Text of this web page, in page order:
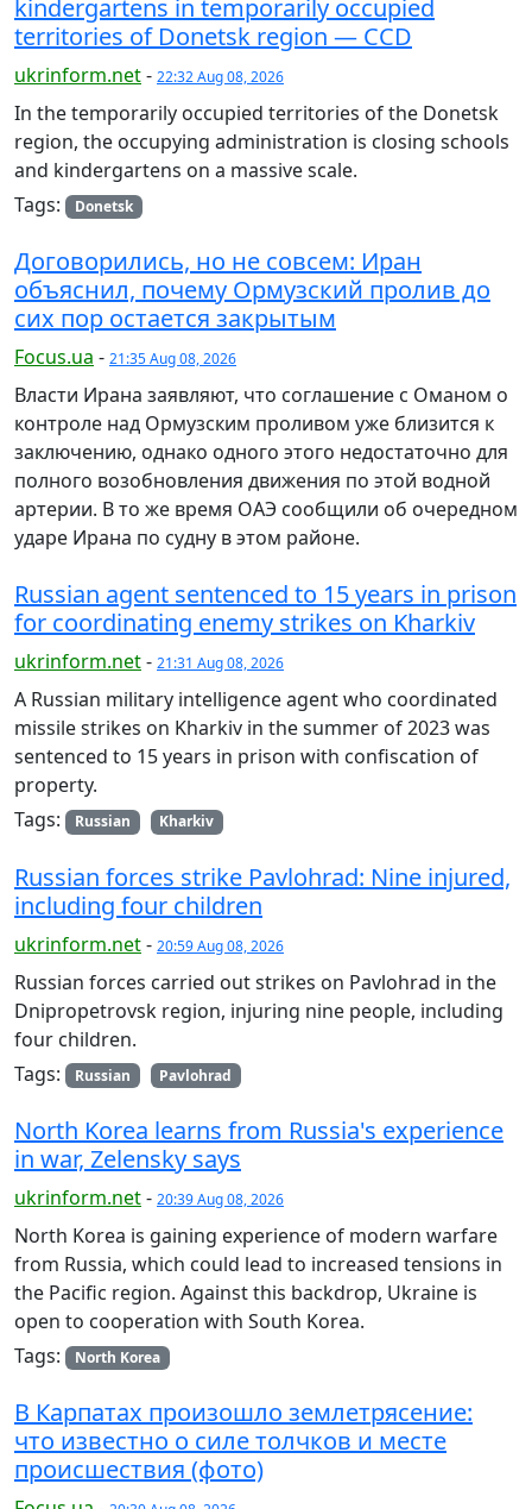
kindergartens in temporarily occupied
territories of Donetsk region — CCD
ukrinform.net- 22:32 Aug 08, 2026
In the temporarily occupied territories of the Donetsk
region, the occupying administration is closing schools
and kindergartens on a massive scale.
Tags:
Donetsk
Договорились, но не совсем: Иран
объяснил, почему Ормузский пролив до
сих пор остается закрытым
Focus.ua - 21:35 Aug 08, 2026
Власти Ирана заявляют, что соглашение с Оманом о
контроле над Ормузским проливом уже близится к
заключению, однако одного этого недостаточно для
полного возобновления движения по этой водной
артерии. В то же время ОАЭ сообщили об очередном
ударе Ирана по судну в этом районе.
Russian agent sentenced to 15 years in prison
for coordinating enemy strikes on Kharkiv
ukrinform.net- 21:31 Aug 08, 2026
A Russian military intelligence agent who coordinated
missile strikes on Kharkiv in the summer of 2023 was
sentenced to 15 years in prison with confiscation of
property.
Tags:
Russian Kharkiv
Russian forces strike Pavlohrad: Nine injured,
including four children
ukrinform.net- 20:59 Aug 08, 2026
Russian forces carried out strikes on Pavlohrad in the
Dnipropetrovsk region, injuring nine people, including
four children.
Tags:
Russian Pavlohrad
North Korea learns from Russia's experience
in war, Zelensky says
ukrinform.net- 20:39 Aug 08, 2026
North Korea is gaining experience of modern warfare
from Russia, which could lead to increased tensions in
the Pacific region. Against this backdrop, Ukraine is
open to cooperation with South Korea.
Tags:
North Korea
В Карпатах произошло землетрясение:
что известно о силе толчков и месте
происшествия (фото)